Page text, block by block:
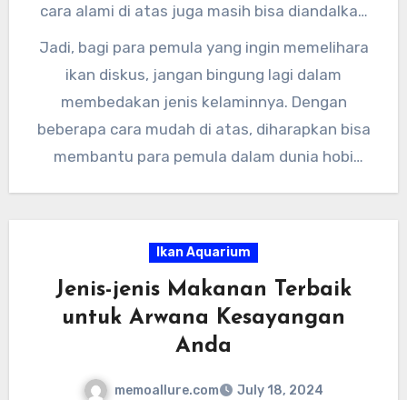
cara alami di atas juga masih bisa diandalkan
untuk para pemula yang ingin belajar
membedakan jenis kelamin ikan diskus dengan
tepat.
Jadi, bagi para pemula yang ingin memelihara
ikan diskus, jangan bingung lagi dalam
membedakan jenis kelaminnya. Dengan
beberapa cara mudah di atas, diharapkan bisa
membantu para pemula dalam dunia hobi
Ikan Aquarium
Jenis-jenis Makanan Terbaik
untuk Arwana Kesayangan
Anda
memoallure.com
July 18, 2024